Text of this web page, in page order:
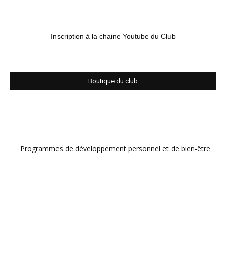
Inscription à la chaine Youtube du Club
Boutique du club
Programmes de développement personnel et de bien-être